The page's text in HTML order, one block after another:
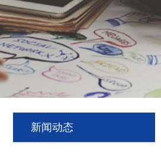
新闻动态